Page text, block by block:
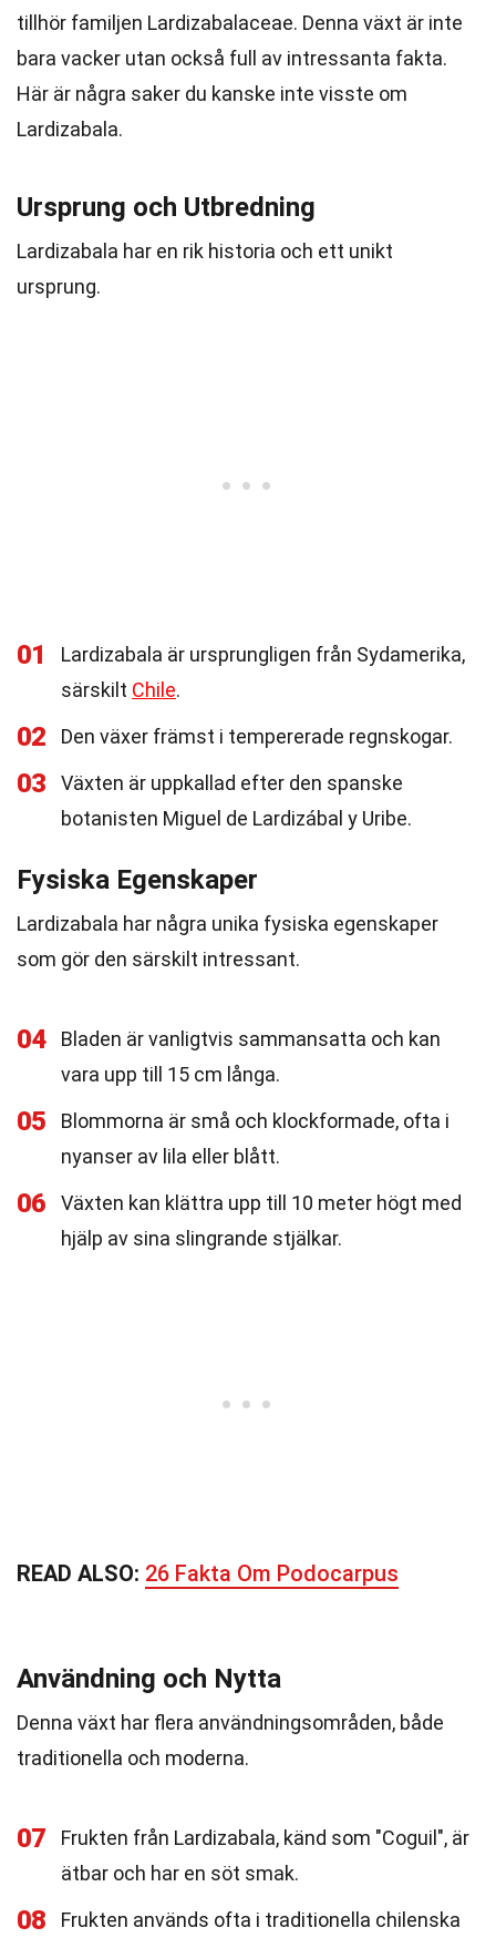
tillhör familjen Lardizabalaceae. Denna växt är inte
bara vacker utan också full av intressanta fakta.
Här är några saker du kanske inte visste om
Lardizabala.
Ursprung och Utbredning
Lardizabala har en rik historia och ett unikt
ursprung.
01
Lardizabala är ursprungligen från Sydamerika,
särskilt Chile.
02 Den växer främst i tempererade regnskogar.
03
Växten är uppkallad efter den spanske
botanisten Miguel de Lardizábal y Uribe.
Fysiska Egenskaper
Lardizabala har några unika fysiska egenskaper
som gör den särskilt intressant.
04
Bladen är vanligtvis sammansatta och kan
vara upp till 15 cm långa.
05
Blommorna är små och klockformade, ofta i
nyanser av lila eller blått.
06
Växten kan klättra upp till 10 meter högt med
hjälp av sina slingrande stjälkar.
READ ALSO: 26 Fakta Om Podocarpus
Användning och Nytta
Denna växt har flera användningsområden, både
traditionella och moderna.
07
Frukten från Lardizabala, känd som "Coguil", är
ätbar och har en söt smak.
08 Frukten används ofta i traditionella chilenska